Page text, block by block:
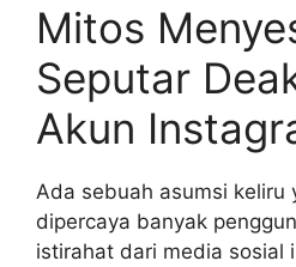
Mitos
Seputar
Akun
Ada sebuah asumsi keliru
dipercaya banyak
istirahat dari media sosial